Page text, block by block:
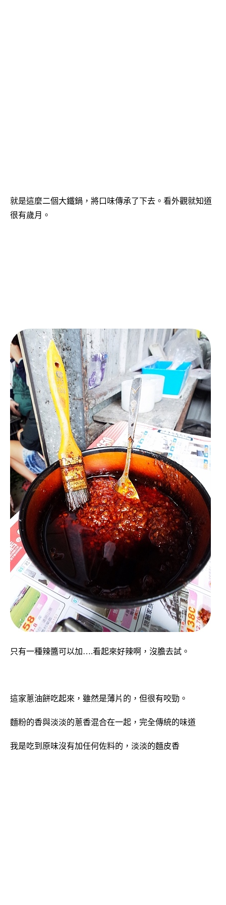
就是這麼二個大鐵鍋，將口味傳承了下去。看外觀就知道
很有歲月。
只有一種辣醬可以加….看起來好辣啊，沒膽去試。
這家蔥油餅吃起來，雖然是薄片的，但很有咬勁。
麵粉的香與淡淡的蔥香混合在一起，完全傳統的味道
我是吃到原味沒有加任何佐料的，淡淡的麵皮香